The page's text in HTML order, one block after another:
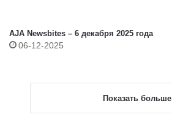
AJA Newsbites – 6 декабря 2025 года
06-12-2025
Показать больше